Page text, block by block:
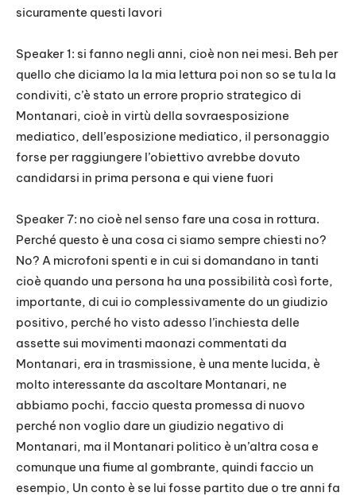
sicuramente questi lavori
Speaker 1: si fanno negli anni, cioè non nei mesi. Beh per
quello che diciamo la la mia lettura poi non so se tu la la
condiviti, c’è stato un errore proprio strategico di
Montanari, cioè in virtù della sovraesposizione
mediatico, dell’esposizione mediatico, il personaggio
forse per raggiungere l’obiettivo avrebbe dovuto
candidarsi in prima persona e qui viene fuori
Speaker 7: no cioè nel senso fare una cosa in rottura.
Perché questo è una cosa ci siamo sempre chiesti no?
No? A microfoni spenti e in cui si domandano in tanti
cioè quando una persona ha una possibilità così forte,
importante, di cui io complessivamente do un giudizio
positivo, perché ho visto adesso l’inchiesta delle
assette sui movimenti maonazi commentati da
Montanari, era in trasmissione, è una mente lucida, è
molto interessante da ascoltare Montanari, ne
abbiamo pochi, faccio questa promessa di nuovo
perché non voglio dare un giudizio negativo di
Montanari, ma il Montanari politico è un’altra cosa e
comunque una fiume al gombrante, quindi faccio un
esempio, Un conto è se lui fosse partito due o tre anni fa